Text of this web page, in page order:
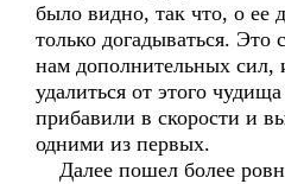
было видно, так что, о ее
только догадываться. Это
нам дополнительных сил,
удалиться от этого
прибавили в скорости и
одними из первых.
Далее пошел более